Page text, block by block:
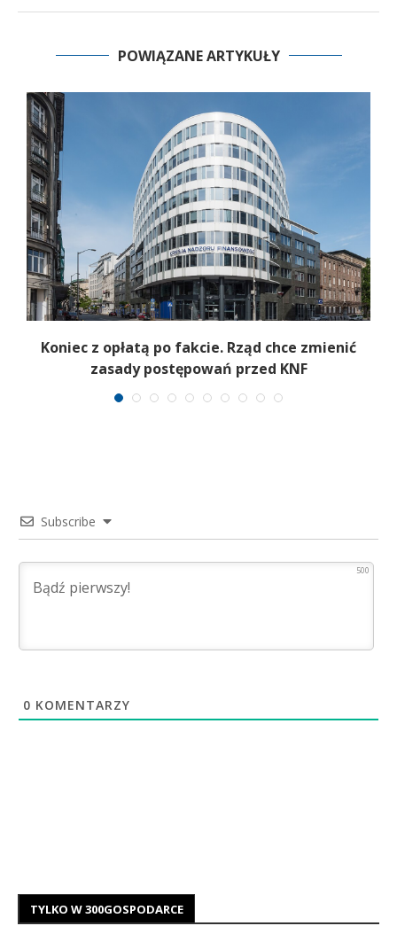
POWIĄZANE ARTYKUŁY
Koniec z opłatą po fakcie. Rząd chce zmienić
zasady postępowań przed KNF
Subscribe
500
0 KOMENTARZY
TYLKO W 300GOSPODARCE